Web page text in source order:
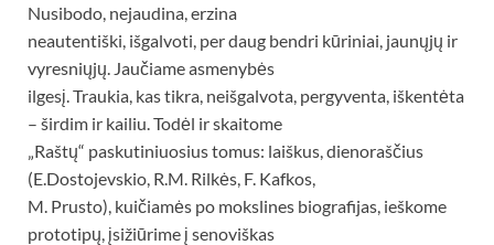
Nusibodo, nejaudina, erzina
neautentiški, išgalvoti, per daug bendri kūriniai, jaunųjų ir
vyresniųjų. Jaučiame asmenybės
ilgesį. Traukia, kas tikra, neišgalvota, pergyventa, iškentėta
– širdim ir kailiu. Todėl ir skaitome
„Raštų“ paskutiniuosius tomus: laiškus, dienoraščius
(E.Dostojevskio, R.M. Rilkės, F. Kafkos,
M. Prusto), kuičiamės po mokslines biografijas, ieškome
prototipų, įsižiūrime į senoviškas